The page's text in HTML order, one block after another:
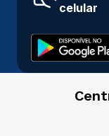
celular